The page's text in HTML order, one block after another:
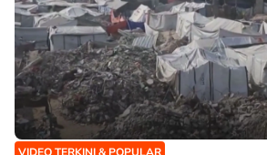
VIDEO TERKINI & POPULAR